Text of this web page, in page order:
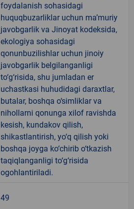
foydalanish sohasidagi
huquqbuzarliklar uchun ma’muriy
javobgarlik va Jinoyat kodeksida,
ekologiya sohasidagi
qonunbuzilishlar uchun jinoiy
javobgarlik belgilanganligi
to‘g‘risida, shu jumladan er
uchastkasi huhudidagi daraxtlar,
butalar, boshqa o‘simliklar va
nihollarni qonunga xilof ravishda
kesish, kundakov qilish,
shikastlantirish, yo‘q qilish yoki
boshqa joyga ko‘chirib o‘tkazish
taqiqlanganligi to‘g‘risida
ogohlantiriladi.
49